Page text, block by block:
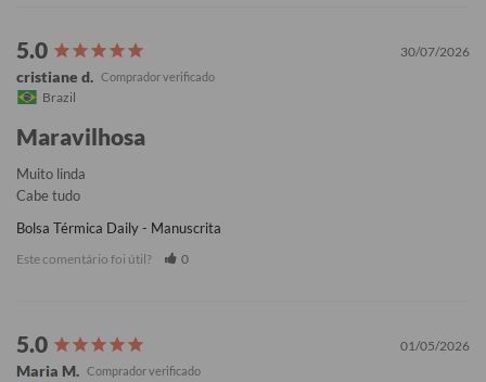
30/07/2026
cristiane d.
Brazil
Maravilhosa
Muito linda
Cabe tudo
Bolsa Térmica Daily - Manuscrita
Este comentário foi útil? 0
01/05/2026
Maria M.